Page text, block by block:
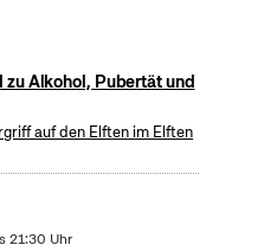
Alkohol, Pubertät und
auf den Elften im Elften
21:30 Uhr